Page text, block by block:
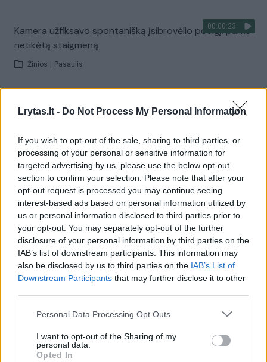
Lrytas.lt - Do Not Process My Personal Information
If you wish to opt-out of the sale, sharing to third parties, or
processing of your personal or sensitive information for
targeted advertising by us, please use the below opt-out
section to confirm your selection. Please note that after your
opt-out request is processed you may continue seeing
interest-based ads based on personal information utilized by
us or personal information disclosed to third parties prior to
your opt-out. You may separately opt-out of the further
disclosure of your personal information by third parties on the
IAB’s list of downstream participants. This information may
also be disclosed by us to third parties on the IAB’s List of
Downstream Participants that may further disclose it to other
Personal Data Processing Opt Outs
I want to opt-out of the Sharing of my
personal data.
Opted In
00:00:23
Kamera užfiksavo spontanišką įsibrovėlio poelgį: paliko
netikėtą staigmeną
Žinios Pasaulis
00:01:28
Po šio netikėto įvykio vyras bijos eiti į svečius – durų
kamera užfiksavo kuriozą
Žinios | Pasaulis
00:01:00
Pamačiusi, ką veikia katinas – privalėjo išsitraukti
kamerą: nebūsite to matę
Žinios | Augintinis
00:00:46
Moteris su sūnumi namuose patyrė šoką – už durų
vyko nesuvokiamas incidentas
Neįtikėtina: pastatė stebėjimo kameras, kad
išsiaiškintų katės paslaptį